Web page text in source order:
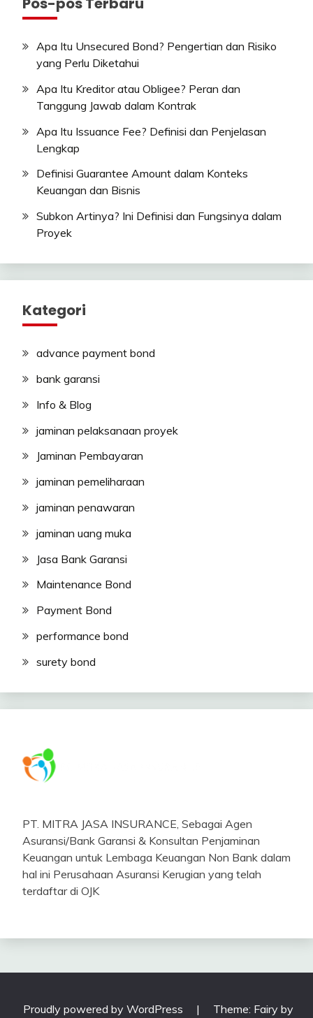
Apa Itu Unsecured Bond? Pengertian dan Risiko
yang Perlu Diketahui
Apa Itu Kreditor atau Obligee? Peran dan
Tanggung Jawab dalam Kontrak
Apa Itu Issuance Fee? Definisi dan Penjelasan
Lengkap
Definisi Guarantee Amount dalam Konteks
Keuangan dan Bisnis
Subkon Artinya? Ini Definisi dan Fungsinya dalam
Proyek
Kategori
advance payment bond
bank garansi
Info & Blog
jaminan pelaksanaan proyek
Jaminan Pembayaran
jaminan pemeliharaan
jaminan penawaran
jaminan uang muka
Jasa Bank Garansi
Maintenance Bond
Payment Bond
performance bond
surety bond
PT. MITRA JASA INSURANCE, Sebagai Agen
Asuransi/Bank Garansi & Konsultan Penjaminan
Keuangan untuk Lembaga Keuangan Non Bank dalam
hal ini Perusahaan Asuransi Kerugian yang telah
terdaftar di OJK
Proudly powered by WordPress | Theme: Fairy by